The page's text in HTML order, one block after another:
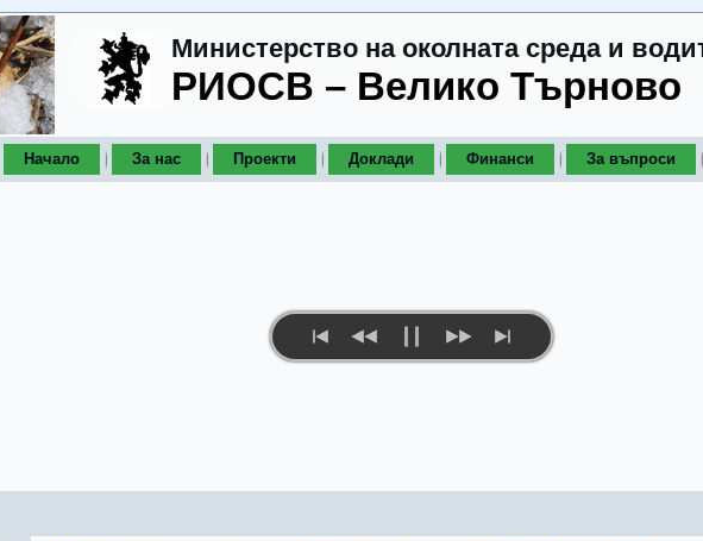
Министерство на околната среда и
РИОСВ – Велико Търново
Начало За нас Проекти Доклади Финанси За въпроси